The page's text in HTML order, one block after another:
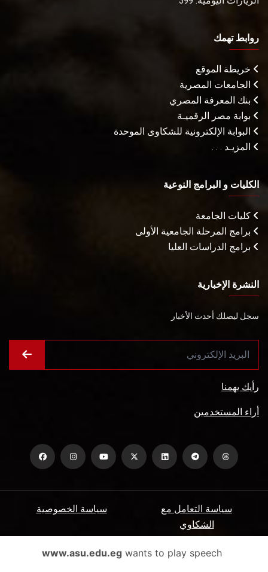
روابط تهمك
خريطة الموقع
الجامعات المصرية
بنك المعرفة المصري
بوابة مصر الرقميـة
البوابة الإلكترونية للشكاوى الموحدة
المزيـد . . .
الكليات و البرامج النوعية
كليات الجامعة
برامج المرحلة الجامعية الأولى
برامج الدراسات العليا
النشرة الإخبارية
سجل ليصلك أحدث الأخبار
رأيك يهمنا
أراء المستخدمين
سياسة الخصوصية
سياسة التعامل مع
الشكاوي
الأسئلة الشائعة ميثاق المتعاملين www.asu.edu.egwants to play speech